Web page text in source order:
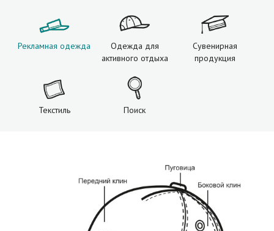
Производство
Рекламная одежда
Одежда для
активного отдыха
Сувенирная
продукция
Текстиль Поиск